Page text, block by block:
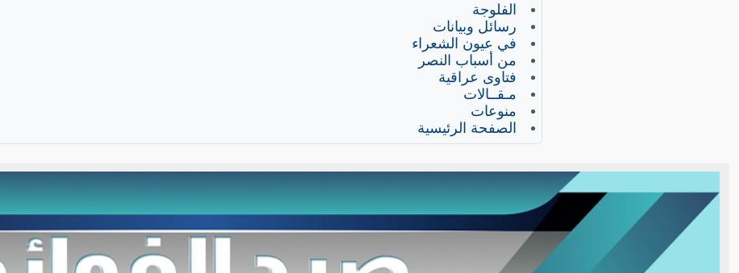
الفلوجة
رسائل وبيانات
في عيون الشعراء
من أسباب النصر
فتاوى عراقية
مـقــالات
منوعات
الصفحة الرئيسية